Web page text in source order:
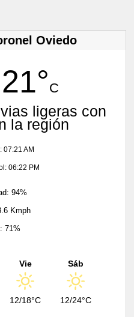
Oviedo
21°C
ligeras con
la región
07:21 AM
06:22 PM
94%
Kmph
71%
Vie
12/18°C
Sáb
12/24°C